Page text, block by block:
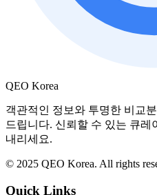
QEO Korea
객관적인 정보와 투명한 비교
드립니다. 신뢰할 수 있는 큐
내리세요.
© 2025 QEO Korea. All rights
Quick Links